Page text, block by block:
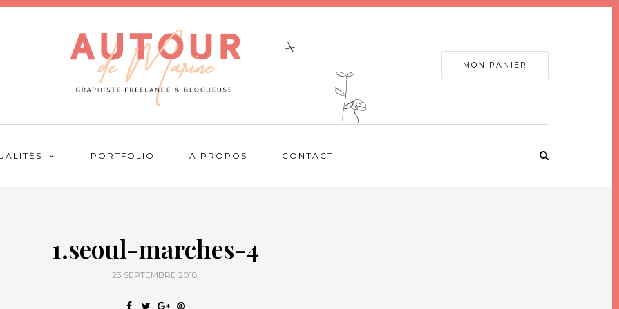
MON PANIER
PORTFOLIO A PROPOS CONTACT
1.seoul-marches-4
23 SEPTEMBRE 2018